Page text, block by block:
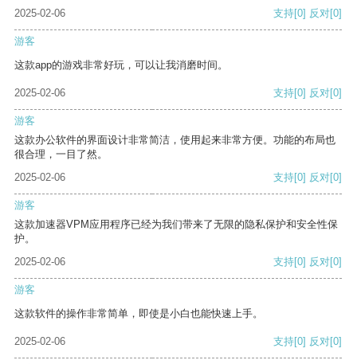
2025-02-06 支持[0] 反对[0]
游客
这款app的游戏非常好玩，可以让我消磨时间。
2025-02-06 支持[0] 反对[0]
游客
这款办公软件的界面设计非常简洁，使用起来非常方便。功能的布局也
很合理，一目了然。
2025-02-06
支持[0] 反对[0]
游客
这款加速器VPM应用程序已经为我们带来了无限的隐私保护和安全性保
护。
2025-02-06
支持[0] 反对[0]
游客
这款软件的操作非常简单，即使是小白也能快速上手。
2025-02-06 支持[0] 反对[0]